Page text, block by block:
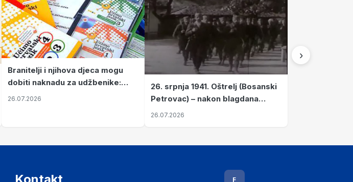
Branitelji i njihova djeca mogu
dobiti naknadu za udžbenike:
zahtjevi se podnose do 31.
26.07.2026
26. srpnja 1941. Oštrelj (Bosanski
Petrovac) – nakon blagdana
Svete Ane izvršen napad srpskih
26.07.2026
›
Kontakt F